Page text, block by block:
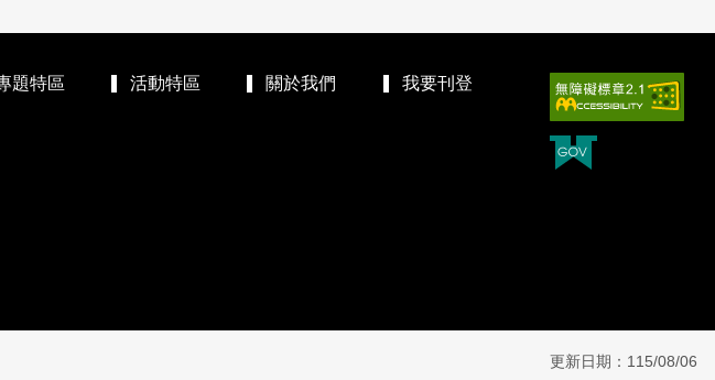
題特區 活動特區 關於我們 我要刊登
更新日期：115/08/06